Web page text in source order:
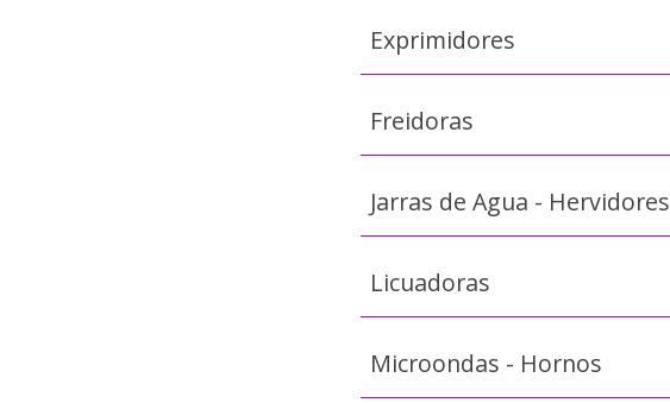
Exprimidores
Freidoras
Jarras de Agua - Hervidores
Licuadoras
Microondas - Hornos